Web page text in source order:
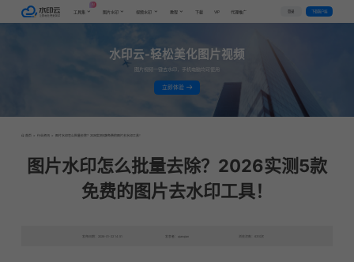
工具集
AI
图片水印 视频水印 教程 下载 VIP 代理推广 登录 下载客户端
水印云-轻松美化图片视频
图片视频一键去水印，手机电脑均可使用
立即体验
首页 > 行业资讯 > 图片水印怎么批量去除？2026实测5款免费的图片去水印工具！
图片水印怎么批量去除？2026实测5款
免费的图片去水印工具！
发布日期：2026-01-22 14:51 发表者：qianqian 浏览次数：6310次